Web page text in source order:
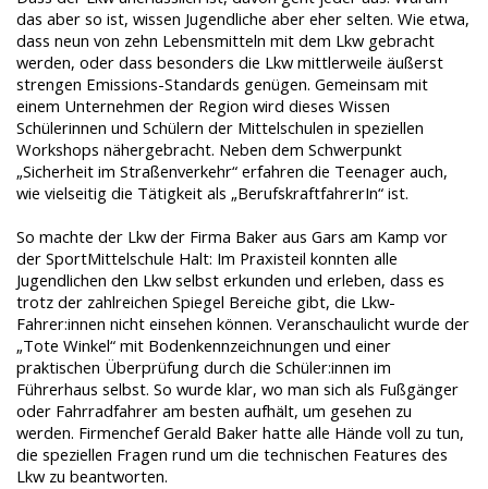
das aber so ist, wissen Jugendliche aber eher selten. Wie etwa,
dass neun von zehn Lebensmitteln mit dem Lkw gebracht
werden, oder dass besonders die Lkw mittlerweile äußerst
strengen Emissions-Standards genügen. Gemeinsam mit
einem Unternehmen der Region wird dieses Wissen
Schülerinnen und Schülern der Mittelschulen in speziellen
Workshops nähergebracht. Neben dem Schwerpunkt
„Sicherheit im Straßenverkehr“ erfahren die Teenager auch,
wie vielseitig die Tätigkeit als „BerufskraftfahrerIn“ ist.
So machte der Lkw der Firma Baker aus Gars am Kamp vor
der SportMittelschule Halt: Im Praxisteil konnten alle
Jugendlichen den Lkw selbst erkunden und erleben, dass es
trotz der zahlreichen Spiegel Bereiche gibt, die Lkw-
Fahrer:innen nicht einsehen können. Veranschaulicht wurde der
„Tote Winkel“ mit Bodenkennzeichnungen und einer
praktischen Überprüfung durch die Schüler:innen im
Führerhaus selbst. So wurde klar, wo man sich als Fußgänger
oder Fahrradfahrer am besten aufhält, um gesehen zu
werden. Firmenchef Gerald Baker hatte alle Hände voll zu tun,
die speziellen Fragen rund um die technischen Features des
Lkw zu beantworten.